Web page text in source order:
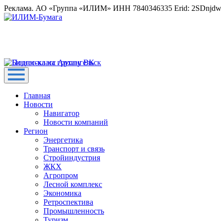
Реклама. АО «Группа «ИЛИМ» ИНН 7840346335 Erid:
Главная
Новости
Навигатор
Новости компаний
Регион
Энергетика
Транспорт и связь
Стройиндустрия
ЖКХ
Агропром
Лесной комплекс
Экономика
Ретроспектива
Промышленность